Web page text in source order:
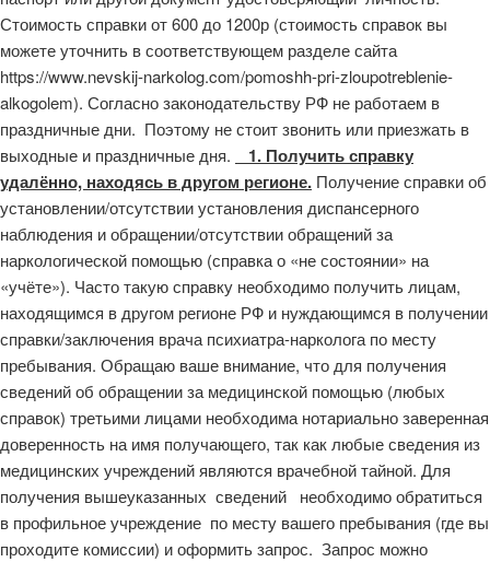
Стоимость справки от 600 до 1200р (стоимость справок вы
можете уточнить в соответствующем разделе сайта
https://www.nevskij-narkolog.com/pomoshh-pri-zloupotreblenie-
alkogolem). Согласно законодательству РФ не работаем в
праздничные дни. Поэтому не стоит звонить или приезжать в
выходные и праздничные дня.
1. Получить справку
удалённо, находясь в другом регионе. Получение справки об
установлении/отсутствии установления диспансерного
наблюдения и обращении/отсутствии обращений за
наркологической помощью (справка о «не состоянии» на
«учёте»). Часто такую справку необходимо получить лицам,
находящимся в другом регионе РФ и нуждающимся в получении
справки/заключения врача психиатра-нарколога по месту
пребывания. Обращаю ваше внимание, что для получения
сведений об обращении за медицинской помощью (любых
справок) третьими лицами необходима нотариально заверенная
доверенность на имя получающего, так как любые сведения из
медицинских учреждений являются врачебной тайной. Для
получения вышеуказанных сведений необходимо обратиться
в профильное учреждение по месту вашего пребывания (где вы
проходите комиссии) и оформить запрос. Запрос можно